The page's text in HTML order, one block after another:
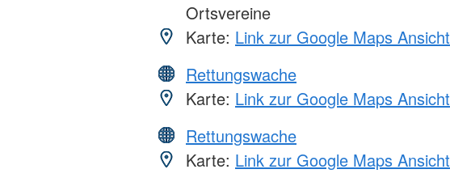
Ortsvereine
Karte: Link zur Google Maps Ansicht
Rettungswache
Karte: Link zur Google Maps Ansicht
Rettungswache
Karte: Link zur Google Maps Ansicht